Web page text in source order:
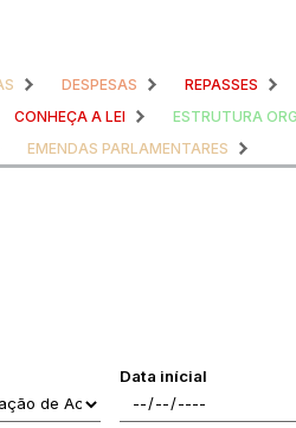
DESPESAS REPASSES
CONHEÇA A LEI ESTRUTURA
EMENDAS PARLAMENTARES
Data inícial